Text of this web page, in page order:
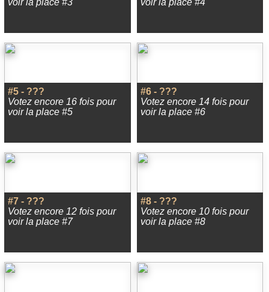
voir la place #3 voir la place #4
#5 - ???
Votez encore 16 fois pour
voir la place #5
#6 - ???
Votez encore 14 fois pour
voir la place #6
#7 - ???
Votez encore 12 fois pour
voir la place #7
#8 - ???
Votez encore 10 fois pour
voir la place #8